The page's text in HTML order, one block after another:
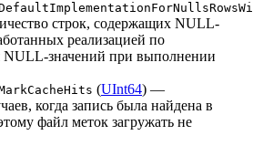
строк, содержащих NULL-
реализацией по
значений при выполнении
(UInt64) —
когда запись была найдена в
файл меток загружать не